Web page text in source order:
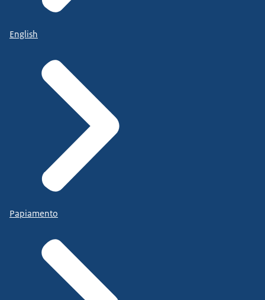
English
Papiamento